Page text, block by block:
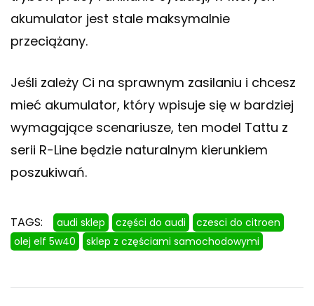
akumulator jest stale maksymalnie
przeciążany.
Jeśli zależy Ci na sprawnym zasilaniu i chcesz
mieć akumulator, który wpisuje się w bardziej
wymagające scenariusze, ten model Tattu z
serii R-Line będzie naturalnym kierunkiem
poszukiwań.
TAGS: audi sklep części do audi
czesci do citroen
olej elf 5w40
sklep z częściami samochodowymi